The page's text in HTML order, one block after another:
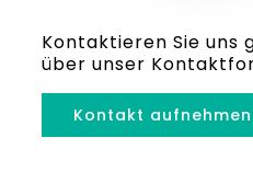
Kontaktieren Sie uns
über unser
Kontakt aufnehmen